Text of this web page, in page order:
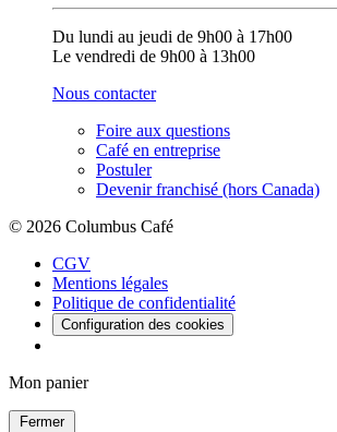
Du lundi au jeudi de 9h00 à 17h00
Le vendredi de 9h00 à 13h00
Nous contacter
Foire aux questions
Café en entreprise
Postuler
Devenir franchisé (hors Canada)
© 2026 Columbus Café
CGV
Mentions légales
Politique de confidentialité
Configuration des cookies
Mon panier
Fermer